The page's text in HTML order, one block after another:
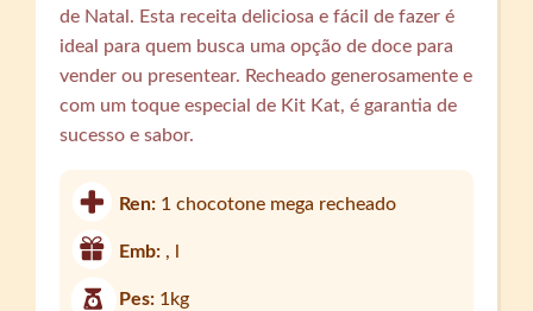
de Natal. Esta receita deliciosa e fácil de fazer é
ideal para quem busca uma opção de doce para
vender ou presentear. Recheado generosamente e
com um toque especial de Kit Kat, é garantia de
sucesso e sabor.
Ren: 1 chocotone mega recheado
Emb: , l
Pes: 1kg